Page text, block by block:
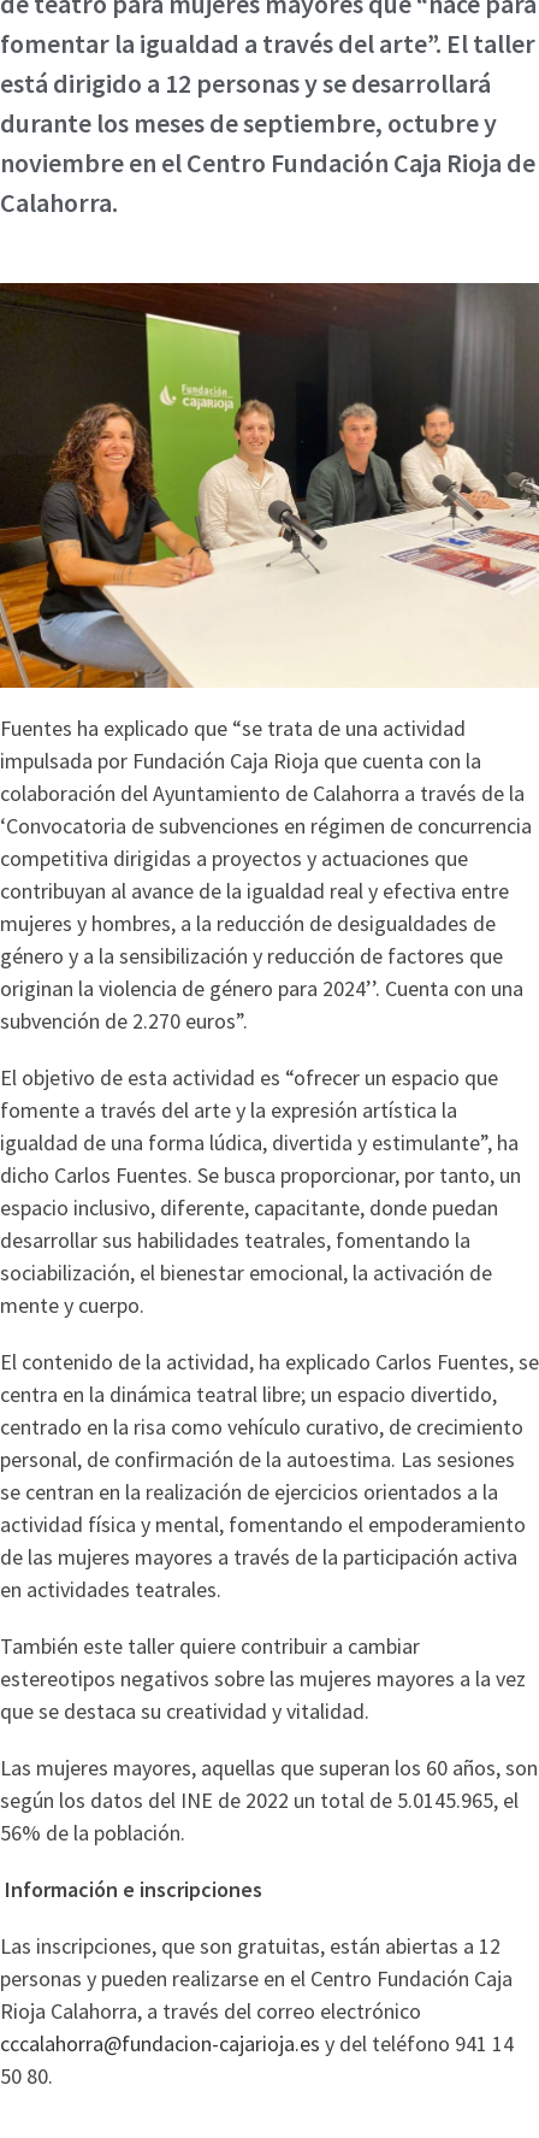
fomentar la igualdad a través del arte”. El taller
está dirigido a 12 personas y se desarrollará
durante los meses de septiembre, octubre y
noviembre en el Centro Fundación Caja Rioja de
Calahorra.
Fuentes ha explicado que “se trata de una actividad
impulsada por Fundación Caja Rioja que cuenta con la
colaboración del Ayuntamiento de Calahorra a través de la
‘Convocatoria de subvenciones en régimen de concurrencia
competitiva dirigidas a proyectos y actuaciones que
contribuyan al avance de la igualdad real y efectiva entre
mujeres y hombres, a la reducción de desigualdades de
género y a la sensibilización y reducción de factores que
originan la violencia de género para 2024’’. Cuenta con una
subvención de 2.270 euros”.
El objetivo de esta actividad es “ofrecer un espacio que
fomente a través del arte y la expresión artística la
igualdad de una forma lúdica, divertida y estimulante”, ha
dicho Carlos Fuentes. Se busca proporcionar, por tanto, un
espacio inclusivo, diferente, capacitante, donde puedan
desarrollar sus habilidades teatrales, fomentando la
sociabilización, el bienestar emocional, la activación de
mente y cuerpo.
El contenido de la actividad, ha explicado Carlos Fuentes, se
centra en la dinámica teatral libre; un espacio divertido,
centrado en la risa como vehículo curativo, de crecimiento
personal, de confirmación de la autoestima. Las sesiones
se centran en la realización de ejercicios orientados a la
actividad física y mental, fomentando el empoderamiento
de las mujeres mayores a través de la participación activa
en actividades teatrales.
También este taller quiere contribuir a cambiar
estereotipos negativos sobre las mujeres mayores a la vez
que se destaca su creatividad y vitalidad.
Las mujeres mayores, aquellas que superan los 60 años, son
según los datos del INE de 2022 un total de 5.0145.965, el
56% de la población.
Información e inscripciones
Las inscripciones, que son gratuitas, están abiertas a 12
personas y pueden realizarse en el Centro Fundación Caja
Rioja Calahorra, a través del correo electrónico
cccalahorra@fundacion-cajarioja.es y del teléfono 941 14
50 80.